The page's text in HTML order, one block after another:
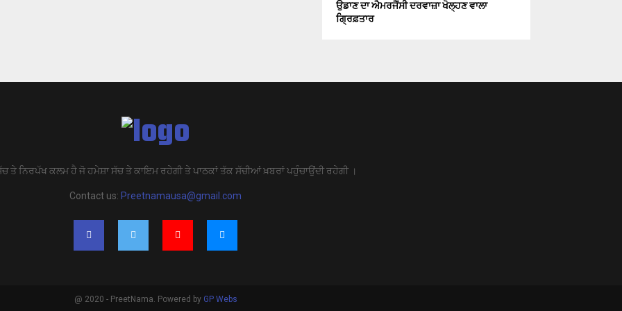
ਉਡਾਣ ਦਾ ਐਮਰਜੈਂਸੀ ਦਰਵਾਜ਼ਾ ਖੋਲ੍ਹਣ ਵਾਲਾ
ਗ੍ਰਿਫ਼ਤਾਰ
ਤੇ ਨਿਰਪੱਖ ਕਲਮ ਹੈ ਜੋ ਹਮੇਸ਼ਾ ਸੱਚ ਤੇ ਕਾਇਮ ਰਹੇਗੀ ਤੇ ਪਾਠਕਾਂ ਤੱਕ ਸੱਚੀਆਂ ਖ਼ਬਰਾਂ ਪਹੁੰਚਾਉਂਦੀ ਰਹੇਗੀ ।
Contact us: Preetnamausa@gmail.com
@ 2020 - PreetNama. Powered by GP Webs